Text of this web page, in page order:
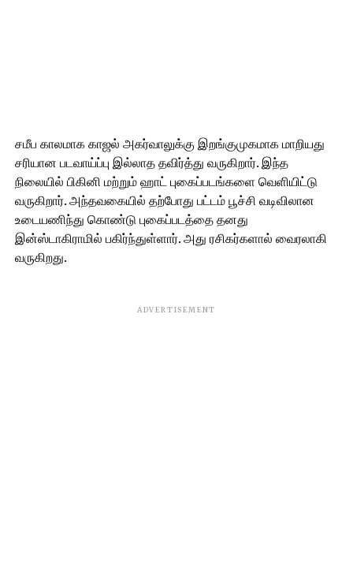
சமீப காலமாக காஜல் அகர்வாலுக்கு இறங்குமுகமாக மாறியது
சரியான படவாய்ப்பு இல்லாத தவிர்த்து வருகிறார். இந்த
நிலையில் பிகினி மற்றும் ஹாட் புகைப்படங்களை வெளியிட்டு
வருகிறார். அந்தவகையில் தற்போது பட்டம் பூச்சி வடிவிலான
உடையணிந்து கொண்டு புகைப்படத்தை தனது
இன்ஸ்டாகிராமில் பகிர்ந்துள்ளார். அது ரசிகர்களால் வைரலாகி
வருகிறது.
ADVERTISEMENT